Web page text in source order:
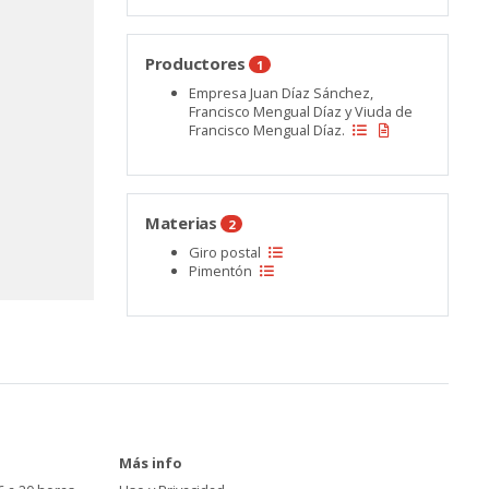
Productores 1
Empresa Juan Díaz Sánchez,
Francisco Mengual Díaz y Viuda de
Francisco Mengual Díaz.
Materias 2
Giro postal
Pimentón
Más info